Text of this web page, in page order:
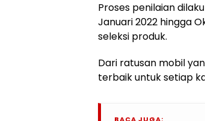
Proses penilaian
Januari 2022 hingga
seleksi produk.
Dari ratusan mobil
terbaik untuk setiap